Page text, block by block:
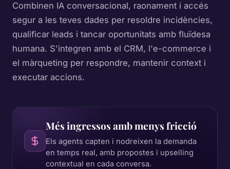
Combinen IA conversacional, raonament i accés
segur a les teves dades per resoldre incidències,
qualificar leads i tancar oportunitats amb fluïdesa
humana. S'integren amb el CRM, l'e-commerce i
el màrqueting per respondre, mantenir context i
executar accions.
Més ingressos amb menys fricció
Els agents capten i nodreixen la demanda
en temps real, amb propostes i upselling
contextual en cada conversa.